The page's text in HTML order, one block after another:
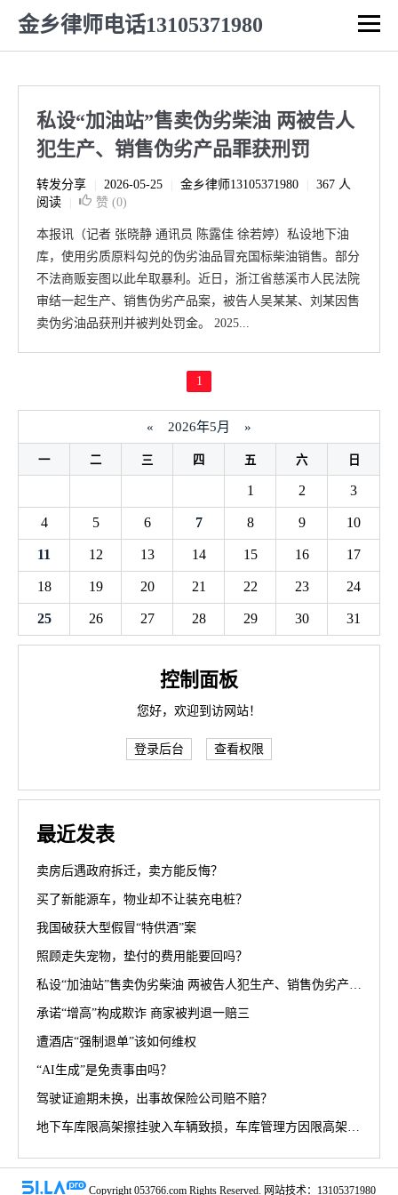
金乡律师电话13105371980
私设“加油站”售卖伪劣柴油 两被告人
犯生产、销售伪劣产品罪获刑罚
转发分享 2026-05-25 金乡律师13105371980
367 人
阅读
赞 (0)
本报讯（记者 张晓静 通讯员 陈露佳 徐若婷）私设地下油
库，使用劣质原料勾兑的伪劣油品冒充国标柴油销售。部分
不法商贩妄图以此牟取暴利。近日，浙江省慈溪市人民法院
审结一起生产、销售伪劣产品案，被告人吴某某、刘某因售
卖伪劣油品获刑并被判处罚金。 2025...
1
« 2026年5月 »
一 二 三 四 五 六 日
1 2 3
4 5 6 7 8 9 10
11 12 13 14 15 16 17
18 19 20 21 22 23 24
25 26 27 28 29 30 31
控制面板
您好，欢迎到访网站！
登录后台 查看权限
最近发表
卖房后遇政府拆迁，卖方能反悔？
买了新能源车，物业却不让装充电桩？
我国破获大型假冒“特供酒”案
照顾走失宠物，垫付的费用能要回吗？
私设“加油站”售卖伪劣柴油 两被告人犯生产、销售伪劣产品罪获刑罚
承诺“增高”构成欺诈 商家被判退一赔三
遭酒店“强制退单”该如何维权
“AI生成”是免责事由吗？
驾驶证逾期未换，出事故保险公司赔不赔？
地下车库限高架擦挂驶入车辆致损，车库管理方因限高架设置高度不符合规范被判担责70%
Copyright 053766.com Rights Reserved. 网站技术：13105371980